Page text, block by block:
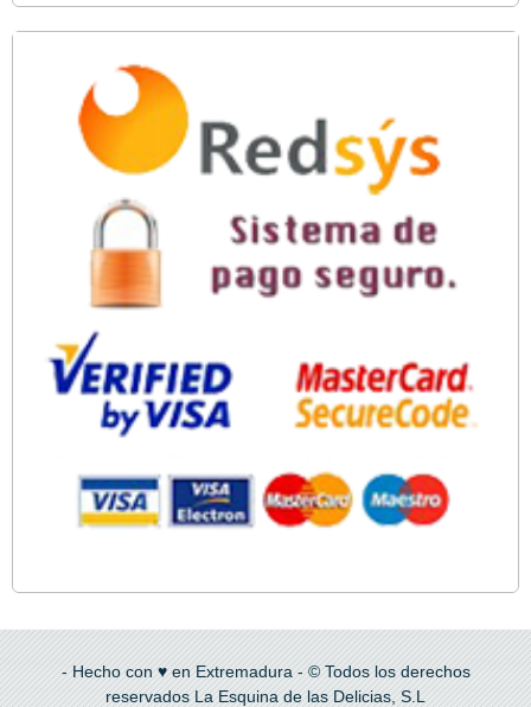
- Hecho con ♥ en Extremadura - © Todos los derechos
reservados La Esquina de las Delicias, S.L